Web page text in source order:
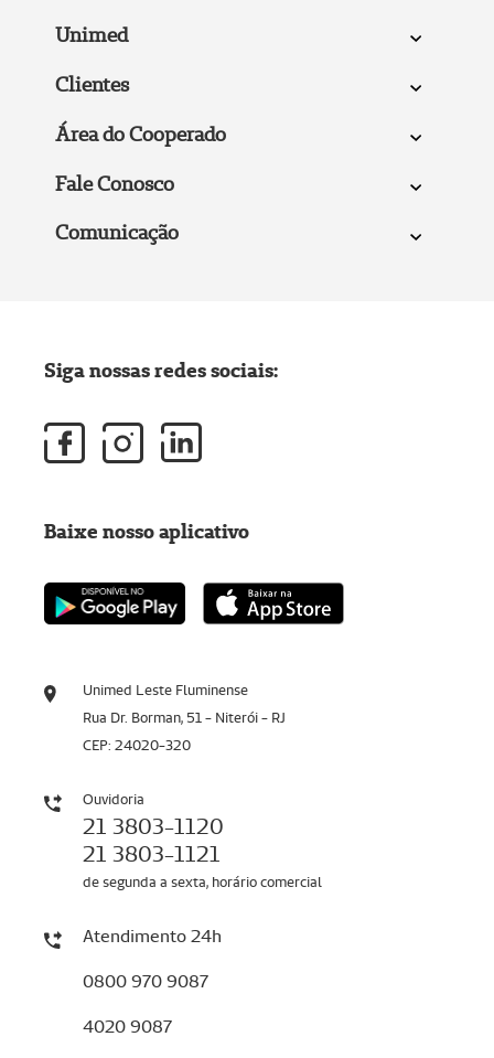
Unimed
Clientes
Área do Cooperado
Fale Conosco
Comunicação
Unimed Leste Fluminense
Rua Dr. Borman, 51 - Niterói - RJ
CEP: 24020-320
Ouvidoria
21 3803-1120
21 3803-1121
de segunda a sexta, horário comercial
Atendimento 24h
0800 970 9087
4020 9087
Siga nossas redes sociais:
Baixe nosso aplicativo